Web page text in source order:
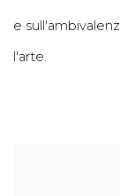
e
l'arte.